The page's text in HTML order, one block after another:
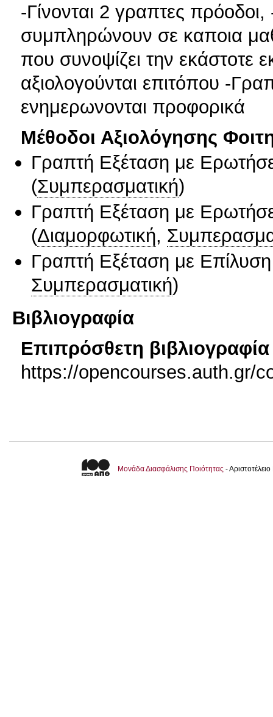
-Γίνονται 2 γραπτες πρόοδοι,
συμπληρώνουν σε καποια
που συνοψίζει την εκάστοτε
αξιολογούνται επιτόπου -
ενημερωνονται προφορικά
Μέθοδοι Αξιολόγησης
Γραπτή Εξέταση με
(Συμπερασματική)
Γραπτή Εξέταση με
(Διαμορφωτική,
Γραπτή Εξέταση με
Συμπερασματική)
Βιβλιογραφία
Επιπρόσθετη βιβλιογραφία
https://opencourses.auth.gr/
Μονάδα Διασφάλισης Ποιότητας -